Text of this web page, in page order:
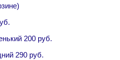
200 руб.
290 руб.